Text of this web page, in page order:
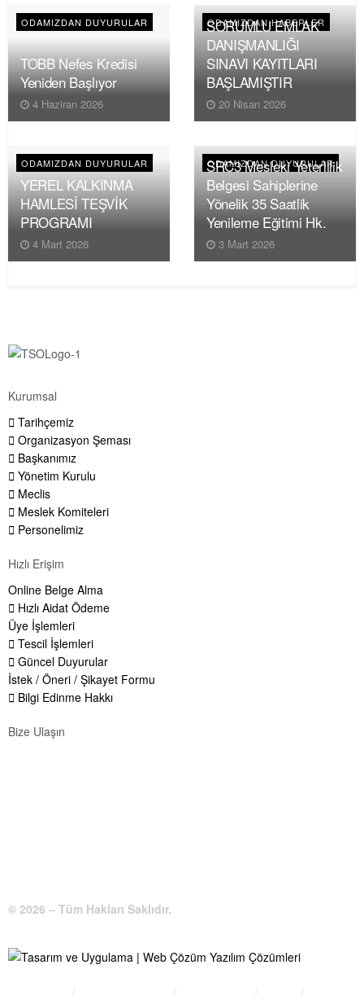
ODAMIZDAN DUYURULAR
TOBB Nefes Kredisi
Yeniden Başlıyor
4 Haziran 2026
ODAMIZDAN HABERLER
SORUMLU EMLAK
DANIŞMANLIĞI
SINAVI KAYITLARI
BAŞLAMIŞTIR
20 Nisan 2026
ODAMIZDAN DUYURULAR
YEREL KALKINMA
HAMLESİ TEŞVİK
PROGRAMI
4 Mart 2026
ODAMIZDAN DUYURULAR
SRC3 Mesleki Yeterlilik
Belgesi Sahiplerine
Yönelik 35 Saatlik
Yenileme Eğitimi Hk.
3 Mart 2026
Kurumsal
Tarihçemiz
Organizasyon Şeması
Başkanımız
Yönetim Kurulu
Meclis
Meslek Komiteleri
Personelimiz
Hızlı Erişim
Online Belge Alma
Hızlı Aidat Ödeme
Üye İşlemleri
Tescil İşlemleri
Güncel Duyurular
İstek / Öneri / Şikayet Formu
Bilgi Edinme Hakkı
Bize Ulaşın
© 2026 – Tüm Hakları Saklıdır.